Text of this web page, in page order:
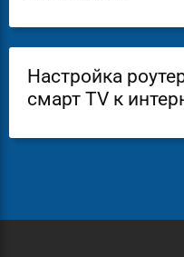
Настройка
смарт ТV к